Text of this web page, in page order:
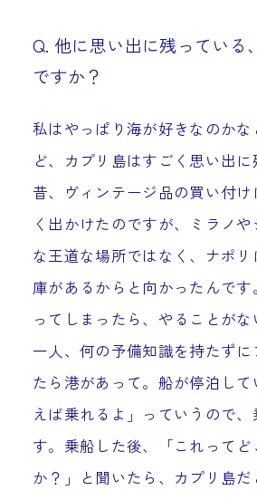
Q. 他に思い出に残っている
ですか？
私はやっぱり海が好きなのか
ど、カプリ島はすごく思い出に
昔、ヴィンテージ品の買い付け
く出かけたのですが、ミラノや
な王道な場所ではなく、ナポ
庫があるからと向かったんで
ってしまったら、やることが
一人、何の予備知識を持たずに
たら港があって。船が停泊し
えば乗れるよ」っていうので
す。乗船した後、「これって
か？」と聞いたら、カプリ島だ